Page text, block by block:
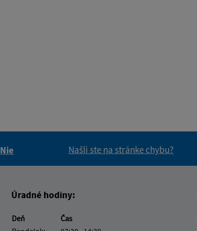
Nie
Našli ste na stránke chybu?
Úradné hodiny:
Deň
Čas